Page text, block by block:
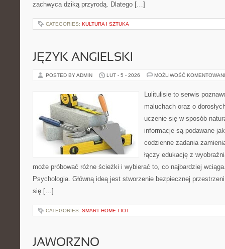
zachwyca dziką przyrodą. Dlatego […]
CATEGORIES: KULTURA I SZTUKA
JĘZYK ANGIELSKI
POSTED BY ADMIN LUT - 5 - 2026 MOŻLIWOŚĆ
Lulitulisie to serwis
maluchach oraz o
uczenie się w sposób
informacje są podawane
codzienne zadania
łączy edukację z
może próbować różne ścieżki i wybierać to, co najbardziej
Psychologia. Główną ideą jest stworzenie bezpiecznej
się […]
CATEGORIES: SMART HOME I IOT
JAWORZNO